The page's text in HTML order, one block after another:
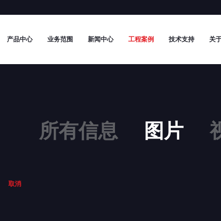
产品中心 业务范围 新闻中心 工程案例 技术支持 关
所有信息 图片
取消